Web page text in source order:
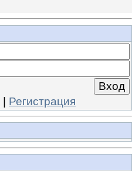
| Регистрация